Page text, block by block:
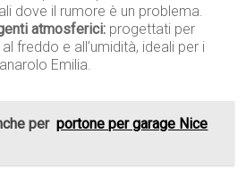
dove il rumore è un problema.
atmosferici: progettati per
freddo e all’umidità, ideali per i
Emilia.
per portone per garage Nice